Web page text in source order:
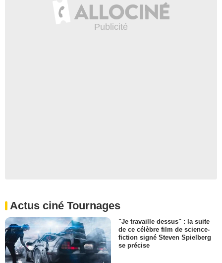
Actus ciné Tournages
"Je travaille dessus" : la suite
de ce célèbre film de science-
fiction signé Steven Spielberg
se précise